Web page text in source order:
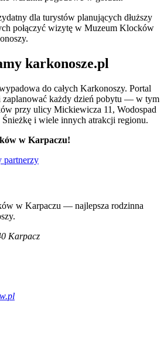
dla turystów planujących dłuższy
połączyć wizytę w Muzeum Klocków
karkonosze.pl
do całych Karkonoszy. Portal
zaplanować każdy dzień pobytu — w tym
przy ulicy Mickiewicza 11, Wodospad
i wiele innych atrakcji regionu.
w Karpaczu!
partnerzy
w Karpaczu — najlepsza rodzinna
Karpacz